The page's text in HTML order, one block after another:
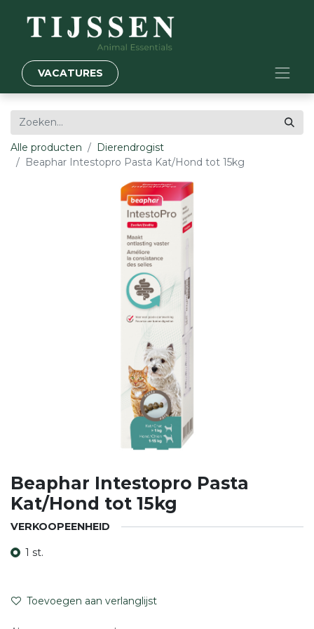
VACATURES
Alle producten
Dierendrogist
Beaphar Intestopro Pasta Kat/Hond tot 15kg
Beaphar Intestopro Pasta
Kat/Hond tot 15kg
VERKOOPEENHEID
1 st.
Toevoegen aan verlanglijst